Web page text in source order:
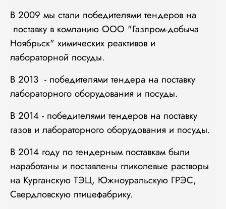
В 2009 мы стали победителями тендеров на
поставку в компанию ООО "Газпром-добыча
Ноябрьск" химических реактивов и
лабораторной посуды.
В 2013 - победителями тендера на поставку
лабораторного оборудования и посуды.
В 2014 - победителями тендеров на поставку
газов и лабораторного оборудования и посуды.
В 2014 году по тендерным поставкам были
наработаны и поставлены гликолевые растворы
на Курганскую ТЭЦ, Южноуральскую ГРЭС,
Свердловскую птицефабрику.